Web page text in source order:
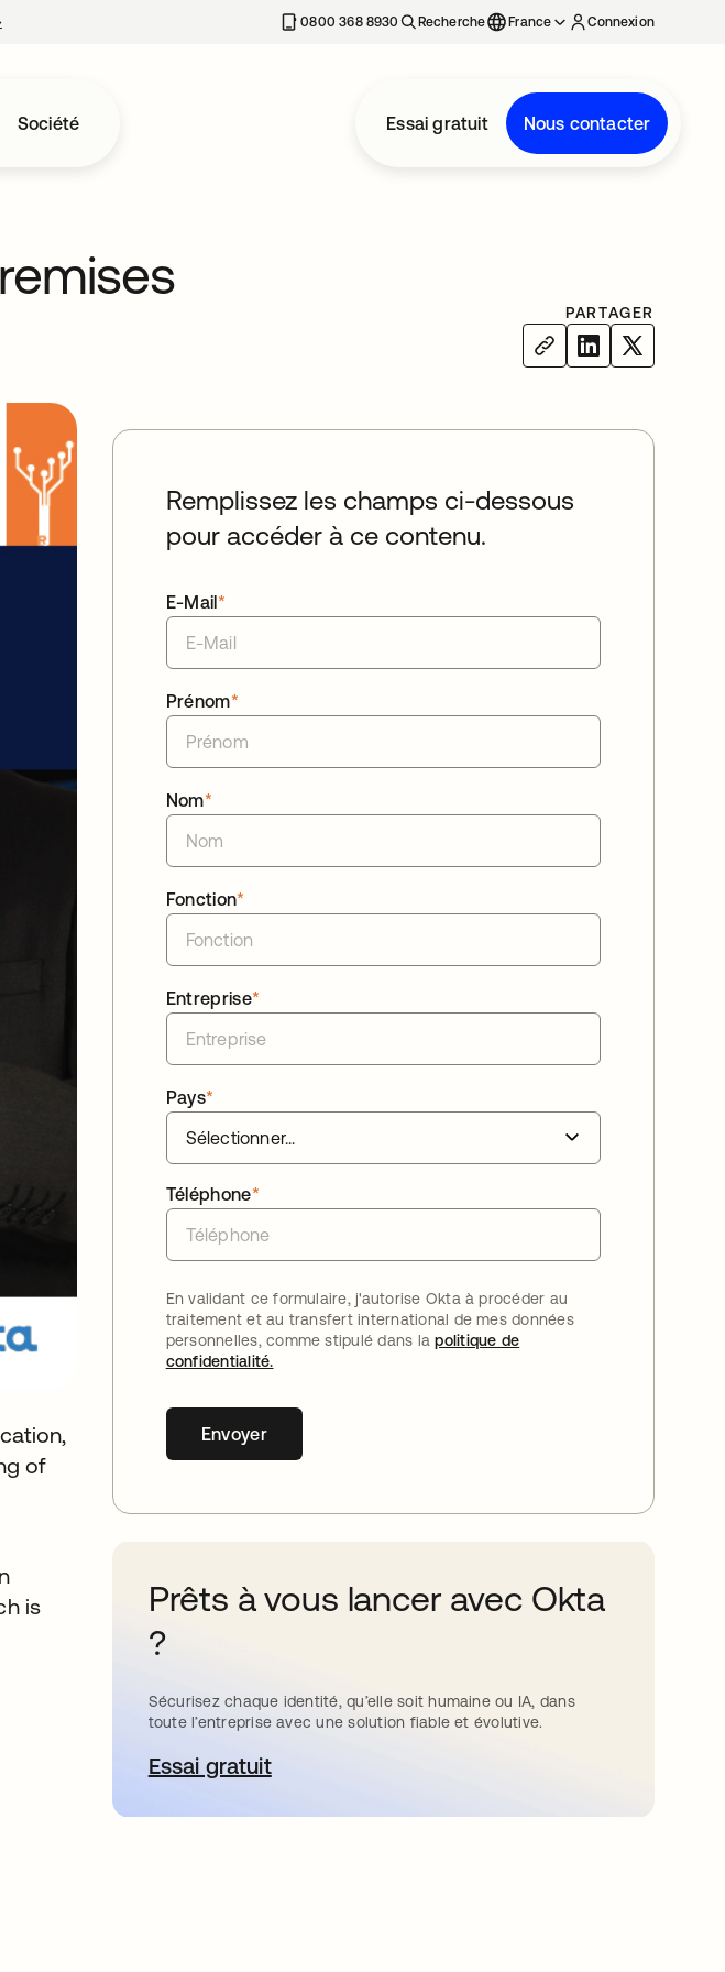
s’ouvre dans un nouvel onglet 0800 368 8930 Recherche France Connexion
Société Essai gratuit Nous contacter
PARTAGER
of
is
Remplissez les champs ci-dessous
pour accéder à ce contenu.
*
E-Mail
*
Prénom
*
Nom
*
Fonction
*
Entreprise
*
Pays
*
Téléphone
En validant ce formulaire, j'autorise Okta à procéder au
traitement et au transfert international de mes données
personnelles, comme stipulé dans lapolitique de
confidentialité.
Envoyer
Prêts à vous lancer avec Okta
?
Sécurisez chaque identité, qu’elle soit humaine ou IA, dans
toute l’entreprise avec une solution fiable et évolutive.
Essai gratuits’ouvre dans un nouvel onglet